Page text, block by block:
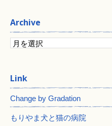
Archive
Change by Gradation
もりやま犬と猫の病院